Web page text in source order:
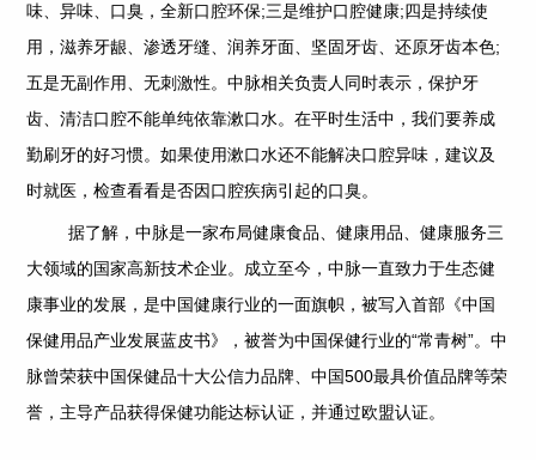
味、异味、口臭，全新口腔环保;三是维护口腔健康;四是持续使
用，滋养牙龈、渗透牙缝、润养牙面、坚固牙齿、还原牙齿本色;
五是无副作用、无刺激性。中脉相关负责人同时表示，保护牙
齿、清洁口腔不能单纯依靠漱口水。在平时生活中，我们要养成
勤刷牙的好习惯。如果使用漱口水还不能解决口腔异味，建议及
时就医，检查看看是否因口腔疾病引起的口臭。
据了解，中脉是一家布局健康食品、健康用品、健康服务三
大领域的国家高新技术企业。成立至今，中脉一直致力于生态健
康事业的发展，是中国健康行业的一面旗帜，被写入首部《中国
保健用品产业发展蓝皮书》，被誉为中国保健行业的“常青树”。中
脉曾荣获中国保健品十大公信力品牌、中国500最具价值品牌等荣
誉，主导产品获得保健功能达标认证，并通过欧盟认证。